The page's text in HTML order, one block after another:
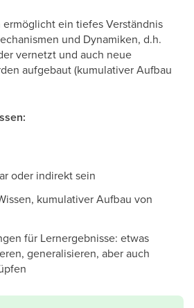
ein tiefes Verständnis
und Dynamiken, d.h.
vernetzt und auch neue
aufgebaut (kumulativer Aufbau
oder indirekt sein
kumulativer Aufbau von
für Lernergebnisse: etwas
generalisieren, aber auch